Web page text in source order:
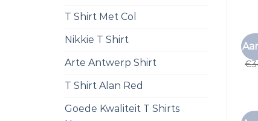
T Shirt Met Col
Nikkie T Shirt
Arte Antwerp Shirt
T Shirt Alan Red
Goede Kwaliteit T Shirts
€